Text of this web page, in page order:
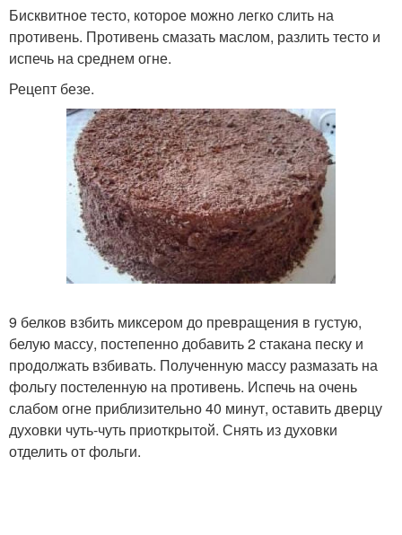
Бисквитное тесто, которое можно легко слить на
противень. Противень смазать маслом, разлить тесто и
испечь на среднем огне.
Рецепт безе.
9 белков взбить миксером до превращения в густую,
белую массу, постепенно добавить 2 стакана песку и
продолжать взбивать. Полученную массу размазать на
фольгу постеленную на противень. Испечь на очень
слабом огне приблизительно 40 минут, оставить дверцу
духовки чуть-чуть приоткрытой. Снять из духовки
отделить от фольги.